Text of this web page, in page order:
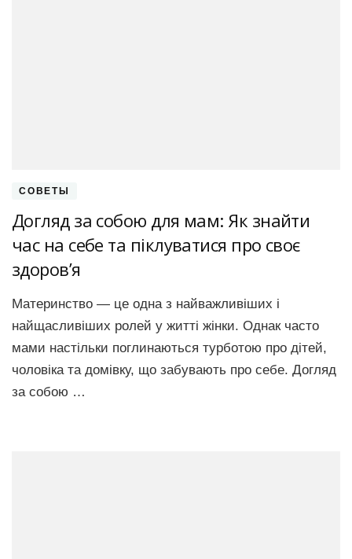
СОВЕТЫ
Догляд за собою для мам: Як знайти
час на себе та піклуватися про своє
здоров’я
Материнство — це одна з найважливіших і
найщасливіших ролей у житті жінки. Однак часто
мами настільки поглинаються турботою про дітей,
чоловіка та домівку, що забувають про себе. Догляд
за собою …